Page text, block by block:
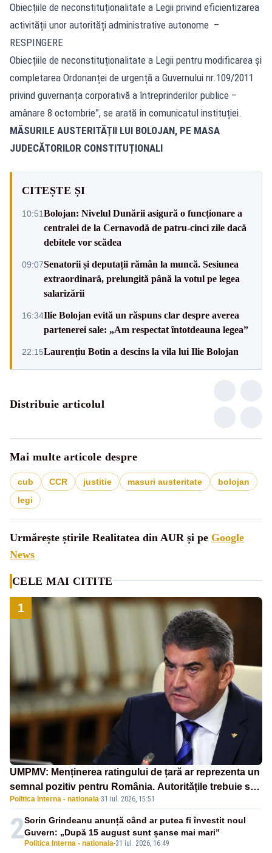
Obiecțiile de neconstituționalitate a Legii privind eficientizarea
activității unor autorități administrative autonome –
RESPINGERE
Obiecțiile de neconstituționalitate a Legii pentru modificarea și
completarea Ordonanței de urgență a Guvernului nr.109/2011
privind guvernanța corporativă a întreprinderilor publice –
amânare 8 octombrie”, se arată în comunicatul instituției.
MĂSURILE AUSTERITĂȚII LUI BOLOJAN, PE MASA
JUDECĂTORILOR CONSTITUȚIONALI
CITEȘTE ȘI
10:51Bolojan: Nivelul Dunării asigură o funcționare a
centralei de la Cernavodă de patru-cinci zile dacă
debitele vor scădea
09:07Senatorii și deputații rămân la muncă. Sesiunea
extraordinară, prelungită până la votul pe legea
salarizării
16:34Ilie Bolojan evită un răspuns clar despre averea
partenerei sale: „Am respectat întotdeauna legea”
22:15Laurențiu Botin a descins la vila lui Ilie Bolojan
Distribuie articolul
Mai multe articole despre
cub CCR justitie masuri austeritate
bolojan
legi
Urmărește știrile Realitatea din AUR și pe Google
News
CELE MAI CITITE
1
UMPMV: Menținerea ratingului de țară ar reprezenta un
semnal pozitiv pentru România. Autoritățile trebuie să
continue consolidarea stabilității economice și
financiare
Politica Interna - nationala·31 iul. 2026, 15:51
2 Politica Interna - nationala-31 iul. 2026, 16:49
Sorin Grindeanu anunță când ar putea fi învestit noul
Guvern: „După 15 august sunt șanse mai mari”